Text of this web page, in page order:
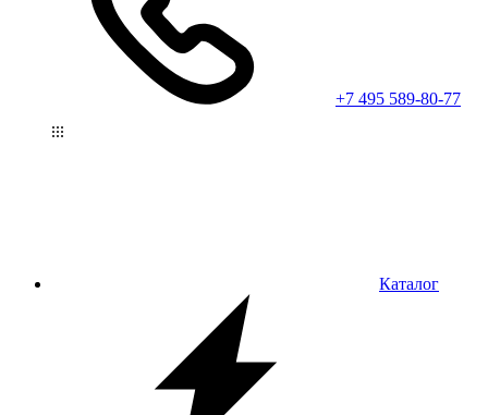
+7 495 589-80-77
Каталог